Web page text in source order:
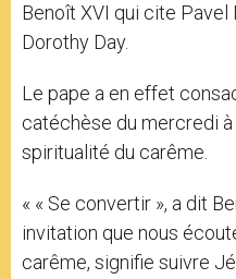
Benoît XVI qui cite Pavel
Dorothy Day.
Le pape a en effet
catéchèse du mercredi
spiritualité du carême.
« « Se convertir », a dit
invitation que nous
carême, signifie suivre